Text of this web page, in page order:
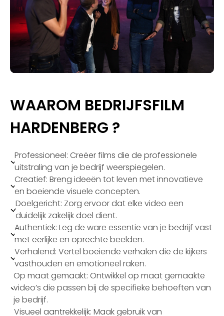
WAAROM BEDRIJFSFILM
HARDENBERG ?
Professioneel: Creëer films die de professionele
uitstraling van je bedrijf weerspiegelen.
Creatief: Breng ideeën tot leven met innovatieve
en boeiende visuele concepten.
Doelgericht: Zorg ervoor dat elke video een
duidelijk zakelijk doel dient.
Authentiek: Leg de ware essentie van je bedrijf vast
met eerlijke en oprechte beelden.
Verhalend: Vertel boeiende verhalen die de kijkers
vasthouden en emotioneel raken.
Op maat gemaakt: Ontwikkel op maat gemaakte
video’s die passen bij de specifieke behoeften van
je bedrijf.
Visueel aantrekkelijk: Maak gebruik van